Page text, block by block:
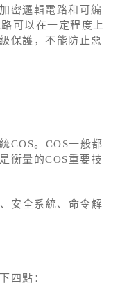
密邏輯電路和可編
可以在一定程度上
保護，不能防止惡
COS。COS一般都
衡量的COS重要技
安全系統、命令解
四點：